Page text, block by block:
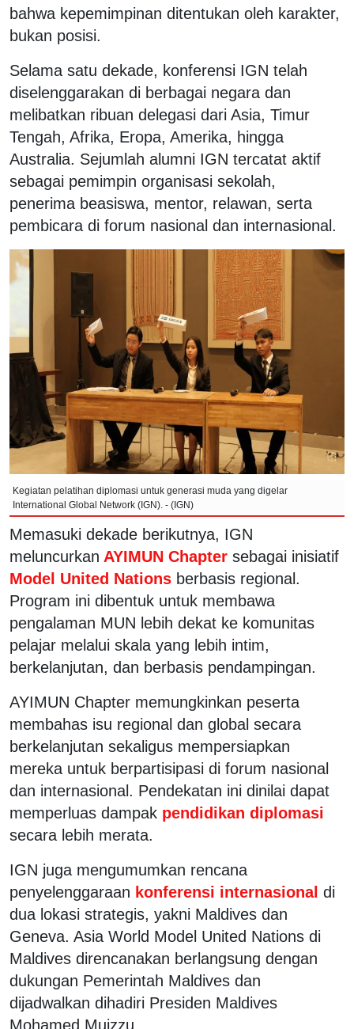
bahwa kepemimpinan ditentukan oleh karakter,
bukan posisi.
Selama satu dekade, konferensi IGN telah
diselenggarakan di berbagai negara dan
melibatkan ribuan delegasi dari Asia, Timur
Tengah, Afrika, Eropa, Amerika, hingga
Australia. Sejumlah alumni IGN tercatat aktif
sebagai pemimpin organisasi sekolah,
penerima beasiswa, mentor, relawan, serta
pembicara di forum nasional dan internasional.
Kegiatan pelatihan diplomasi untuk generasi muda yang digelar
International Global Network (IGN). - (IGN)
Memasuki dekade berikutnya, IGN
meluncurkan AYIMUN Chapter sebagai inisiatif
Model United Nations berbasis regional.
Program ini dibentuk untuk membawa
pengalaman MUN lebih dekat ke komunitas
pelajar melalui skala yang lebih intim,
berkelanjutan, dan berbasis pendampingan.
AYIMUN Chapter memungkinkan peserta
membahas isu regional dan global secara
berkelanjutan sekaligus mempersiapkan
mereka untuk berpartisipasi di forum nasional
dan internasional. Pendekatan ini dinilai dapat
memperluas dampak pendidikan diplomasi
secara lebih merata.
IGN juga mengumumkan rencana
penyelenggaraan konferensi internasional di
dua lokasi strategis, yakni Maldives dan
Geneva. Asia World Model United Nations di
Maldives direncanakan berlangsung dengan
dukungan Pemerintah Maldives dan
dijadwalkan dihadiri Presiden Maldives
Mohamed Muizzu.